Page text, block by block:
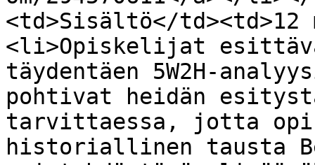
<td>Sisältö</td><td>12
<li>Opiskelijat
täydentäen 5W2H-
pohtivat heidän
tarvittaessa, jotta
historiallinen tausta